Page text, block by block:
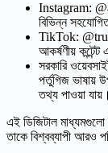
Instagram:
বিভিন্ন
TikTok:
আকর্ষণীয়
সরকারি
পর্তুগিজ ভাষায়
তথ্য পাওয়া যায়।
এই ডিজিটাল
তাকে বিশ্বব্যাপী আরও